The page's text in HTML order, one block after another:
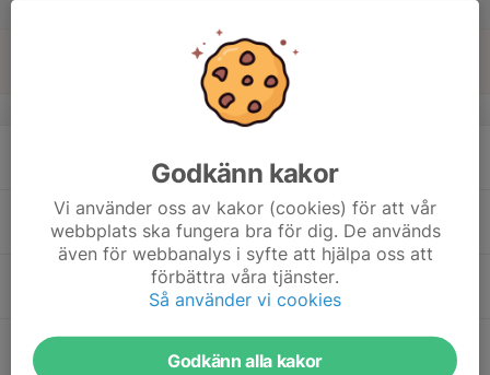
v.34
Träning
Fäladshallen C
Tor
18:00
Träning
Fäladshallen C
Godkänn kakor
Vi använder oss av kakor (cookies) för att vår
webbplats ska fungera bra för dig. De används
även för webbanalys i syfte att hjälpa oss att
förbättra våra tjänster.
Så använder vi cookies
Godkänn alla kakor